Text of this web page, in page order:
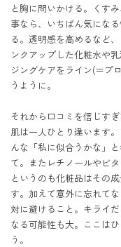
と胸に問いかける。くす
事なら、いちばん気にな
る。透明感を高めるなど
ンクアップした化粧水や
ジングケアをライン(＝プ
うように。
それから口コミを信じす
肌は一人ひとり違います
んな「私に似合うかな」
て。またレチノールやビ
というのも化粧品はその
す。加えて意外に忘れて
対に避けること。キライ
なる可能性も大。ここは
う。